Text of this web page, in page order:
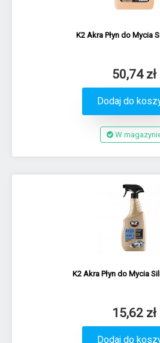
K2 Akra Płyn do Mycia
50,74 zł
Dodaj do
W
K2 Akra Płyn do Mycia
15,62 zł
Dodaj do